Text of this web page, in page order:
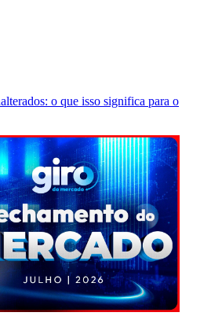
o que isso significa para o